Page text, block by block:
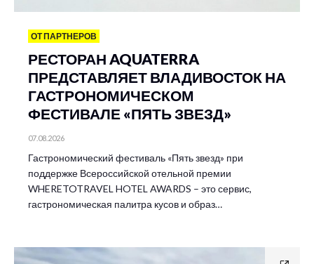
ОТ ПАРТНЕРОВ
РЕСТОРАН AQUATERRA
ПРЕДСТАВЛЯЕТ ВЛАДИВОСТОК НА
ГАСТРОНОМИЧЕСКОМ
ФЕСТИВАЛЕ «ПЯТЬ ЗВЕЗД»
07.08.2026
Гастрономический фестиваль «Пять звезд» при
поддержке Всероссийской отельной премии
WHERETOTRAVEL HOTEL AWARDS – это сервис,
гастрономическая палитра кусов и образ…